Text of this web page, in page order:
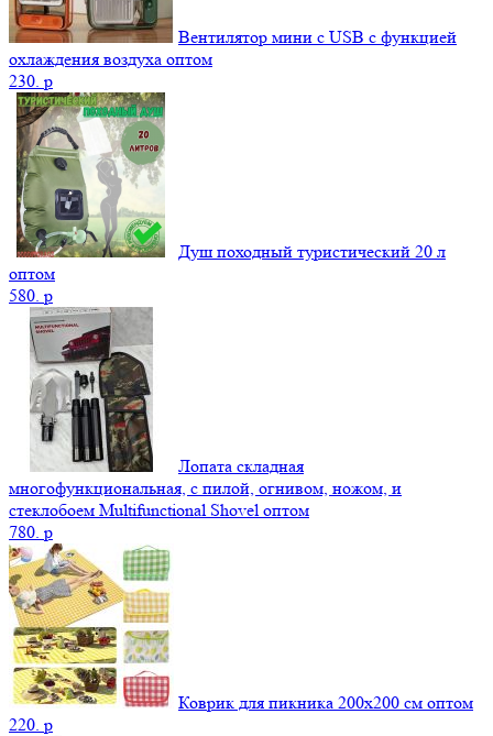
Вентилятор мини с USB с функцией
охлаждения воздуха оптом
230. p
Душ походный туристический 20 л
оптом
580. p
Лопата складная
многофункциональная, с пилой, огнивом, ножом, и
стеклобоем Multifunctional Shovel оптом
780. p
Коврик для пикника 200х200 см оптом
220. p